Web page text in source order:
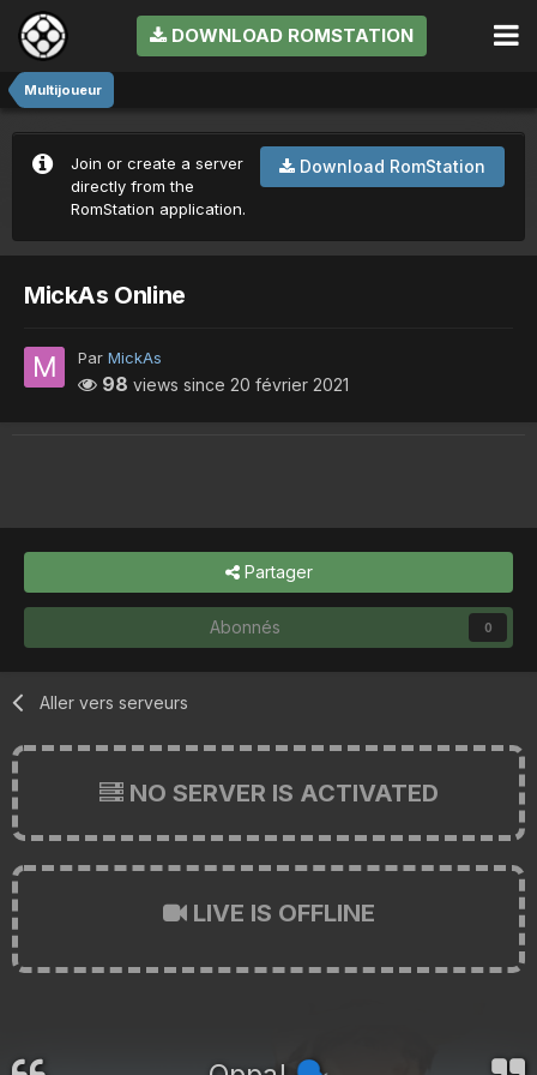
DOWNLOAD ROMSTATION
Multijoueur
Download RomStation
Join or create a server
directly from the
RomStation application.
MickAs Online
Par MickAs
98 views since 20 février 2021
Partager
Abonnés 0
Aller vers serveurs
NO SERVER IS ACTIVATED
LIVE IS OFFLINE